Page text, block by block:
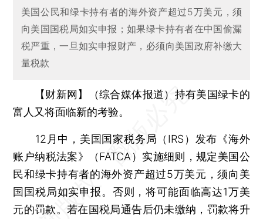
美国公民和绿卡持有者的海外资产超过5万美元，须
向美国国税局如实申报；如果绿卡持有者在中国偷漏
税严重，一旦如实申报财产，必须向美国政府补缴大
量税款
【财新网】（综合媒体报道） 持有美国绿卡的
富人又将面临新的考验。
12月中，美国国家税务局（IRS）发布《海外
账户纳税法案》（FATCA）实施细则，规定美国公
民和绿卡持有者的海外资产超过5万美元，须向美
国国税局如实申报。否则，将可能面临高达1万美
元的罚款。若在国税局通告后仍未缴纳，罚款将升